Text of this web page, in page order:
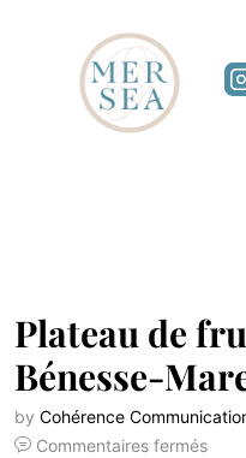
Plateau de
Bénesse-
by Cohérence
Commentaires fermés